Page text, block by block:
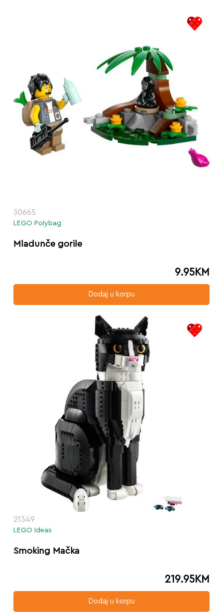
30665
LEGO Polybag
Mladunče gorile
9.95KM
Dodaj u korpu
21349
LEGO Ideas
Smoking Mačka
219.95KM
Dodaj u korpu